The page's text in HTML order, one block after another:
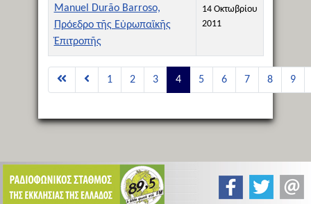
Manuel Durão Barroso,
Πρόεδρο τῆς Εὐρωπαϊκῆς
Ἐπιτροπῆς
14 Οκτωβρίου
2011
Σελίδα 4 από 10
1 2 3 4 5 6 7 8 9